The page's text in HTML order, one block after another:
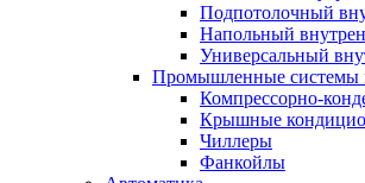
Подпотолочный
Напольный
Универсальный
Промышленные системы
Компрессорно-
Крышные
Чиллеры
Фанкойлы